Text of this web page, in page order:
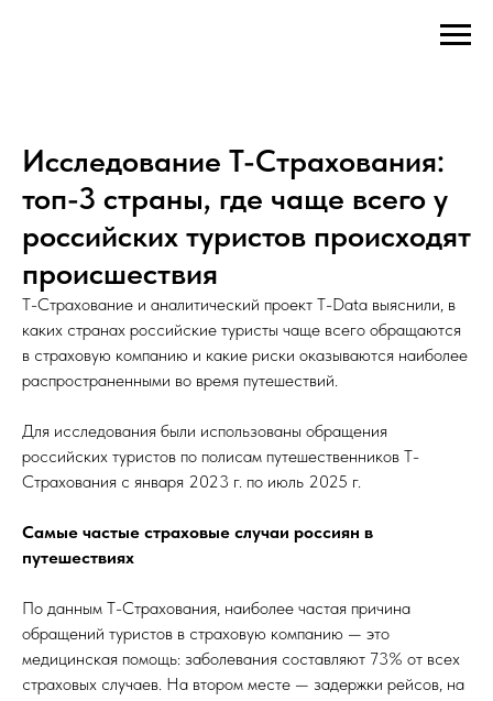
Исследование Т-Страхования:
топ-3 страны, где чаще всего у
российских туристов происходят
происшествия
Т-Страхование и аналитический проект T-Data выяснили, в
каких странах российские туристы чаще всего обращаются
в страховую компанию и какие риски оказываются наиболее
распространенными во время путешествий.
Для исследования были использованы обращения
российских туристов по полисам путешественников Т-
Страхования с января 2023 г. по июль 2025 г.
Самые частые страховые случаи россиян в
путешествиях
По данным Т-Страхования, наиболее частая причина
обращений туристов в страховую компанию — это
медицинская помощь: заболевания составляют 73% от всех
страховых случаев. На втором месте — задержки рейсов, на